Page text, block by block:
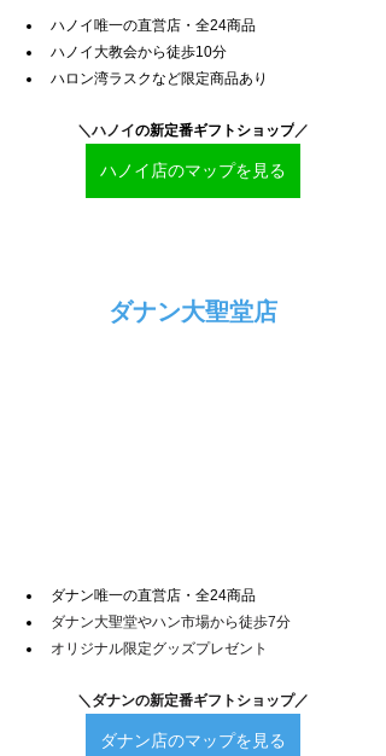
ハノイ唯一の直営店・全24商品
ハノイ大教会から徒歩10分
ハロン湾ラスクなど限定商品あり
＼ハノイの新定番ギフトショップ／
ハノイ店のマップを見る
ダナン大聖堂店
ダナン唯一の直営店・全24商品
ダナン大聖堂やハン市場から徒歩7分
オリジナル限定グッズプレゼント
＼ダナンの新定番ギフトショップ／
ダナン店のマップを見る